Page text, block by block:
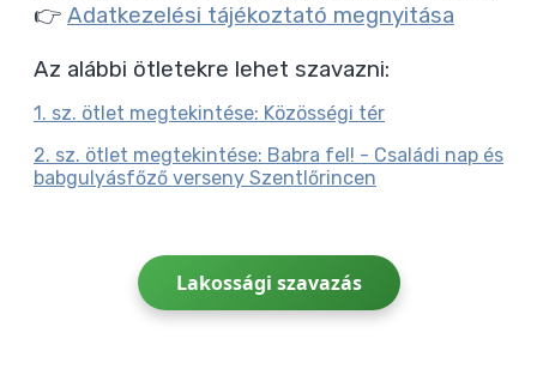
👉 Adatkezelési tájékoztató megnyitása
Az alábbi ötletekre lehet szavazni:
1. sz. ötlet megtekintése: Közösségi tér
2. sz. ötlet megtekintése: Babra fel! - Családi nap és
babgulyásfőző verseny Szentlőrincen
Lakossági szavazás